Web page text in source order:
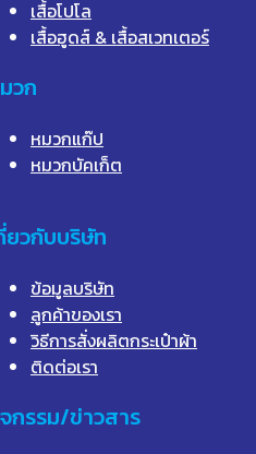
เสื้อโปโล
เสื้อฮูดส์ & เสื้อสเวทเตอร์
วก
หมวกแก๊ป
หมวกบัคเก็ต
ยวกับบริษัท
ข้อมูลบริษัท
ลูกค้าของเรา
วิธีการสั่งผลิตกระเป๋าผ้า
ติดต่อเรา
กรรม/ข่าวสาร